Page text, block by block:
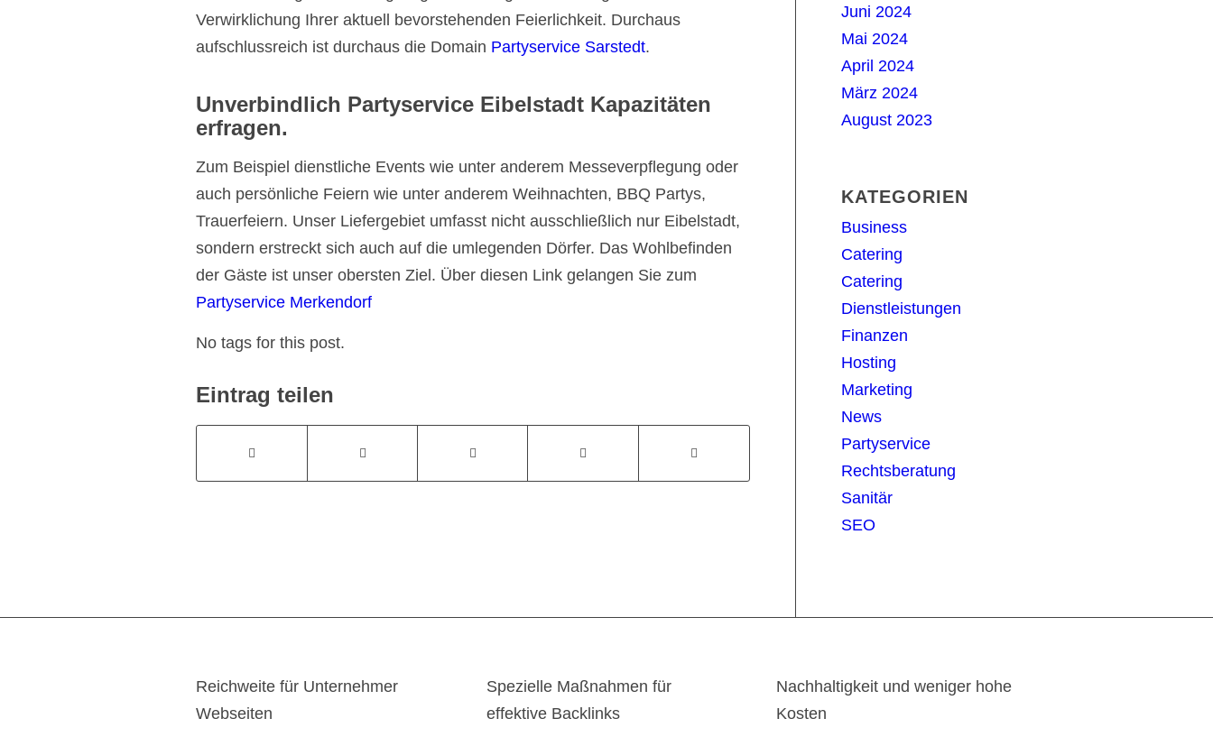
Verwirklichung Ihrer aktuell bevorstehenden Feierlichkeit. Durchaus
aufschlussreich ist durchaus die Domain Partyservice Sarstedt.
Unverbindlich Partyservice Eibelstadt Kapazitäten
erfragen.
Zum Beispiel dienstliche Events wie unter anderem Messeverpflegung oder
auch persönliche Feiern wie unter anderem Weihnachten, BBQ Partys,
Trauerfeiern. Unser Liefergebiet umfasst nicht ausschließlich nur Eibelstadt,
sondern erstreckt sich auch auf die umlegenden Dörfer. Das Wohlbefinden
der Gäste ist unser obersten Ziel. Über diesen Link gelangen Sie zum
Partyservice Merkendorf
No tags for this post.
Eintrag teilen
Juni 2024
Mai 2024
April 2024
März 2024
August 2023
KATEGORIEN
Business
Catering
Catering
Dienstleistungen
Finanzen
Hosting
Marketing
News
Partyservice
Rechtsberatung
Sanitär
SEO
Reichweite für Unternehmer
Webseiten
Spezielle Maßnahmen für
effektive Backlinks
Nachhaltigkeit und weniger hohe
Kosten